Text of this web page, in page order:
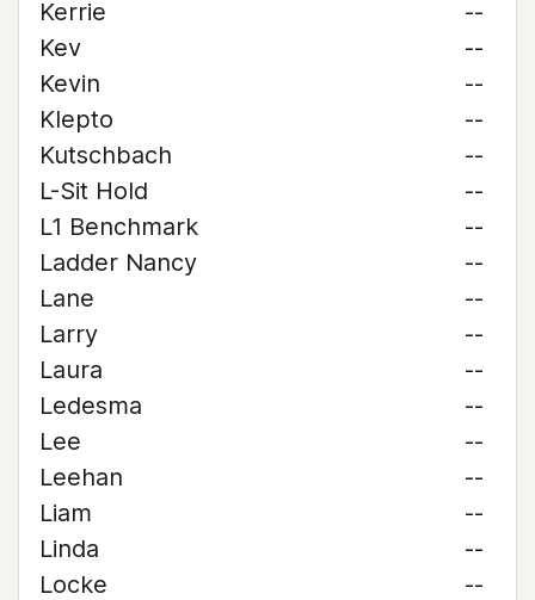
Kerrie
--
Kev
--
Kevin
--
Klepto
--
Kutschbach
--
L-Sit Hold
--
L1 Benchmark
--
Ladder Nancy
--
Lane
--
Larry
--
Laura
--
Ledesma
--
Lee
--
Leehan
--
Liam
--
Linda
--
Locke
--